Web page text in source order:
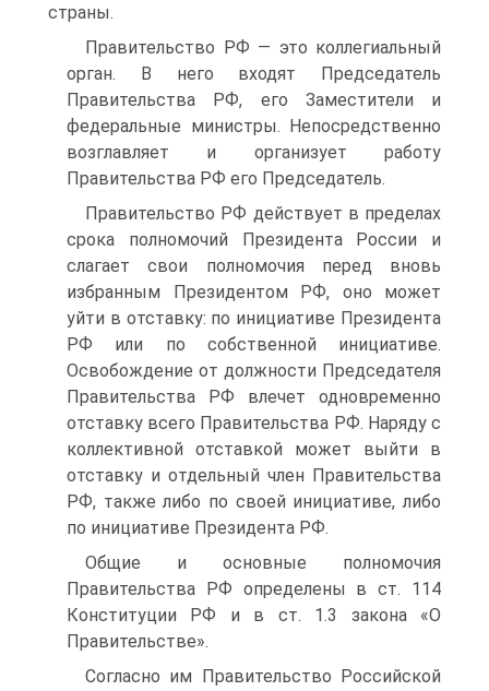
страны.
Правительство РФ — это коллегиальный
орган. В него входят Председатель
Правительства РФ, его Заместители и
федеральные министры. Непосредственно
возглавляет и организует работу
Правительства РФ его Председатель.
Правительство РФ действует в пределах
срока полномочий Президента России и
слагает свои полномочия перед вновь
избранным Президентом РФ, оно может
уйти в отставку: по инициативе Президента
РФ или по собственной инициативе.
Освобождение oт должности Председателя
Правительства РФ влечет одновременно
отставку всего Правительства РФ. Наряду с
коллективной отставкой может выйти в
отставку и отдельный член Правительства
РФ, также либо по своей инициативе, либо
по инициативе Президента РФ.
Общие и основные полномочия
Правительства РФ определены в ст. 114
Конституции РФ и в ст. 1.3 закона «О
Правительстве».
Согласно им Правительство Российской